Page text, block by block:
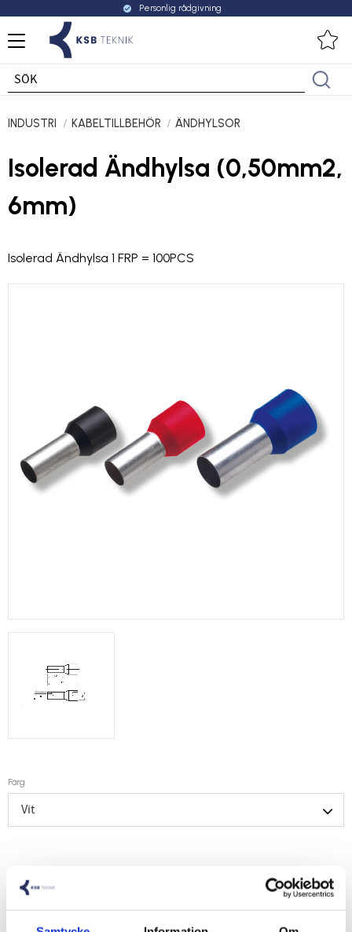
Meny
check_circle Personlig rådgivning
INDUSTRI KABELTILLBEHÖR ÄNDHYLSOR
Isolerad Ändhylsa (0,50mm2,
6mm)
Isolerad Ändhylsa 1 FRP = 100PCS
Färg
LOGGA IN FÖR PRISER